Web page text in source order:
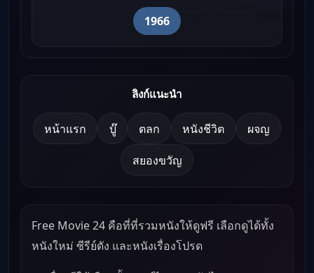
1966
ลิงก์แนะนำ
หน้าแรก บู๊ ตลก หนังชีวิต ผจญ
สยองขวัญ
Free Movie 24 คือที่ที่รวมหนังให้ดูฟรี เลือกดูได้ทั้ง
หนังใหม่ ซีรีย์ดัง และหนังเรื่องโปรด